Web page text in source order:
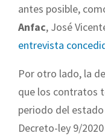
antes posible,
Anfac, José
entrevista
Por otro lado, la
que los contratos
periodo del
Decreto-ley 9/